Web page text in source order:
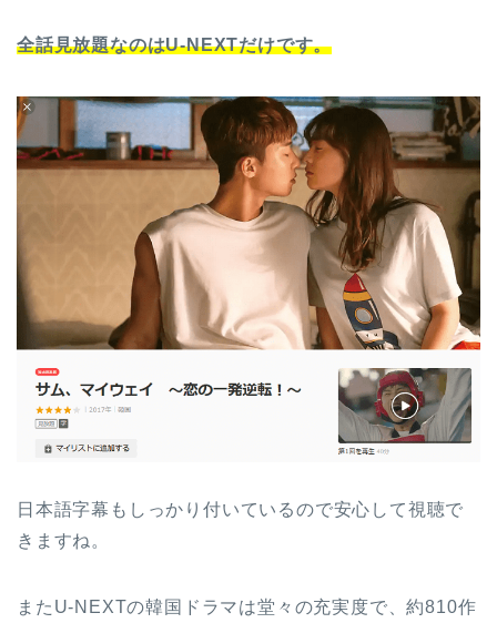
全話見放題なのはU-NEXTだけです。
日本語字幕もしっかり付いているので安心して視聴で
きますね。
またU-NEXTの韓国ドラマは堂々の充実度で、約810作